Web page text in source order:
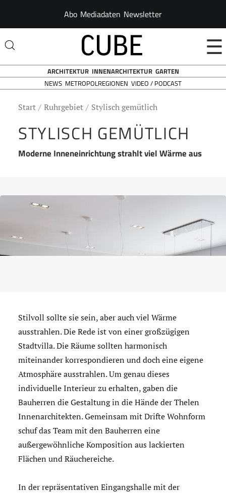
Abo Mediadaten Newsletter
☰
ARCHITEKTUR INNENARCHITEKTUR GARTEN
NEWS METROPOLREGIONEN VIDEO / PODCAST
Start Ruhrgebiet Stylisch gemütlich
STYLISCH GEMÜTLICH
Moderne Inneneinrichtung strahlt viel Wärme aus
Stilvoll sollte sie sein, aber auch viel Wärme
ausstrahlen. Die Rede ist von einer großzügigen
Stadtvilla. Die Räume sollten harmonisch
miteinander korrespondieren und doch eine eigene
Atmosphäre ausstrahlen. Um genau dieses
individuelle Interieur zu erhalten, gaben die
Bauherren die Gestaltung in die Hände der Thelen
Innenarchitekten. Gemeinsam mit Drifte Wohnform
schuf das Team mit den Bauherren eine
außergewöhnliche Komposition aus lackierten
Flächen und Räuchereiche.
In der repräsentativen Eingangshalle mit der